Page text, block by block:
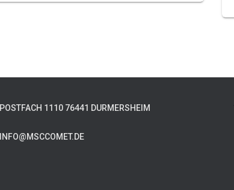
POSTFACH 1110 76441 DURMERSHEIM
INFO@MSCCOMET.DE